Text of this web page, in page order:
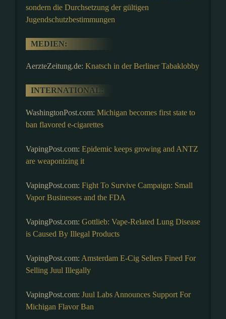
sondern die Durchsetzung der gültigen
Jugendschutzbestimmungen
MEDIEN:
AerzteZeitung.de: Knatsch in der Berliner Tabaklobby
INTERNATIONAL:
WashingtonPost.com: Michigan becomes first state to
ban flavored e-cigarettes
VapingPost.com: Epidemic keeps growing and ANTZ
are weaponizing it
VapingPost.com: Fight To Survive Campaign: Small
Vapor Businesses and the FDA
VapingPost.com: Gottlieb: Vape-Related Lung Disease
is Caused By Illegal Products
VapingPost.com: Amsterdam E-Cig Sellers Fined For
Selling Juul Illegally
VapingPost.com: Juul Labs Announces Support For
Michigan Flavor Ban